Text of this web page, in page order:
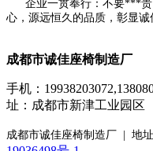
企业一贯奉行：不要***贵
心，源远恒久的品质，彰显诚
成都市诚佳座椅制造厂
手机：
址：成都市新津工业园区
成都市诚佳座椅制造厂 | 地